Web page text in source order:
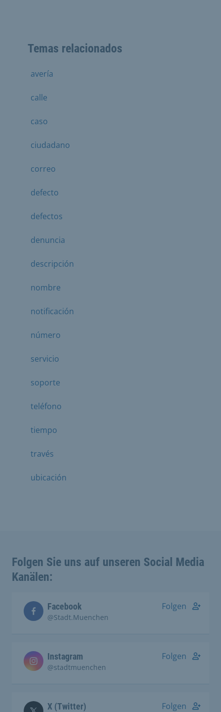
Temas relacionados
avería
calle
caso
ciudadano
correo
defecto
defectos
denuncia
descripción
nombre
notificación
número
servicio
soporte
teléfono
tiempo
través
ubicación
Folgen Sie uns auf unseren Social Media
Kanälen:
Facebook
@Stadt.Muenchen
Folgen
Instagram
@stadtmuenchen
Folgen
X (Twitter) Folgen